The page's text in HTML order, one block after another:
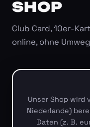
SHOP
Club Card, 10er-
online, ohne
Unser Shop wird
Niederlande)
Daten (z. B.